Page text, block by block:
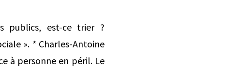
publics, est-ce trier ?
». * Charles-Antoine
à personne en péril. Le